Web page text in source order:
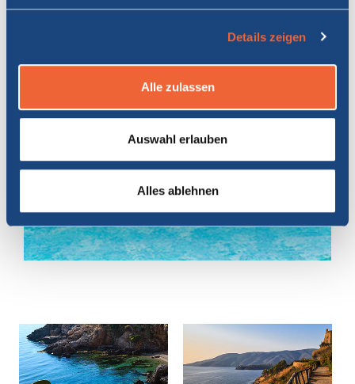
Details zeigen
Alle zulassen
Auswahl erlauben
Alles ablehnen